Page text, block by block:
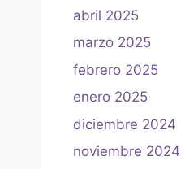
abril 2025
marzo 2025
febrero 2025
enero 2025
diciembre 2024
noviembre 2024